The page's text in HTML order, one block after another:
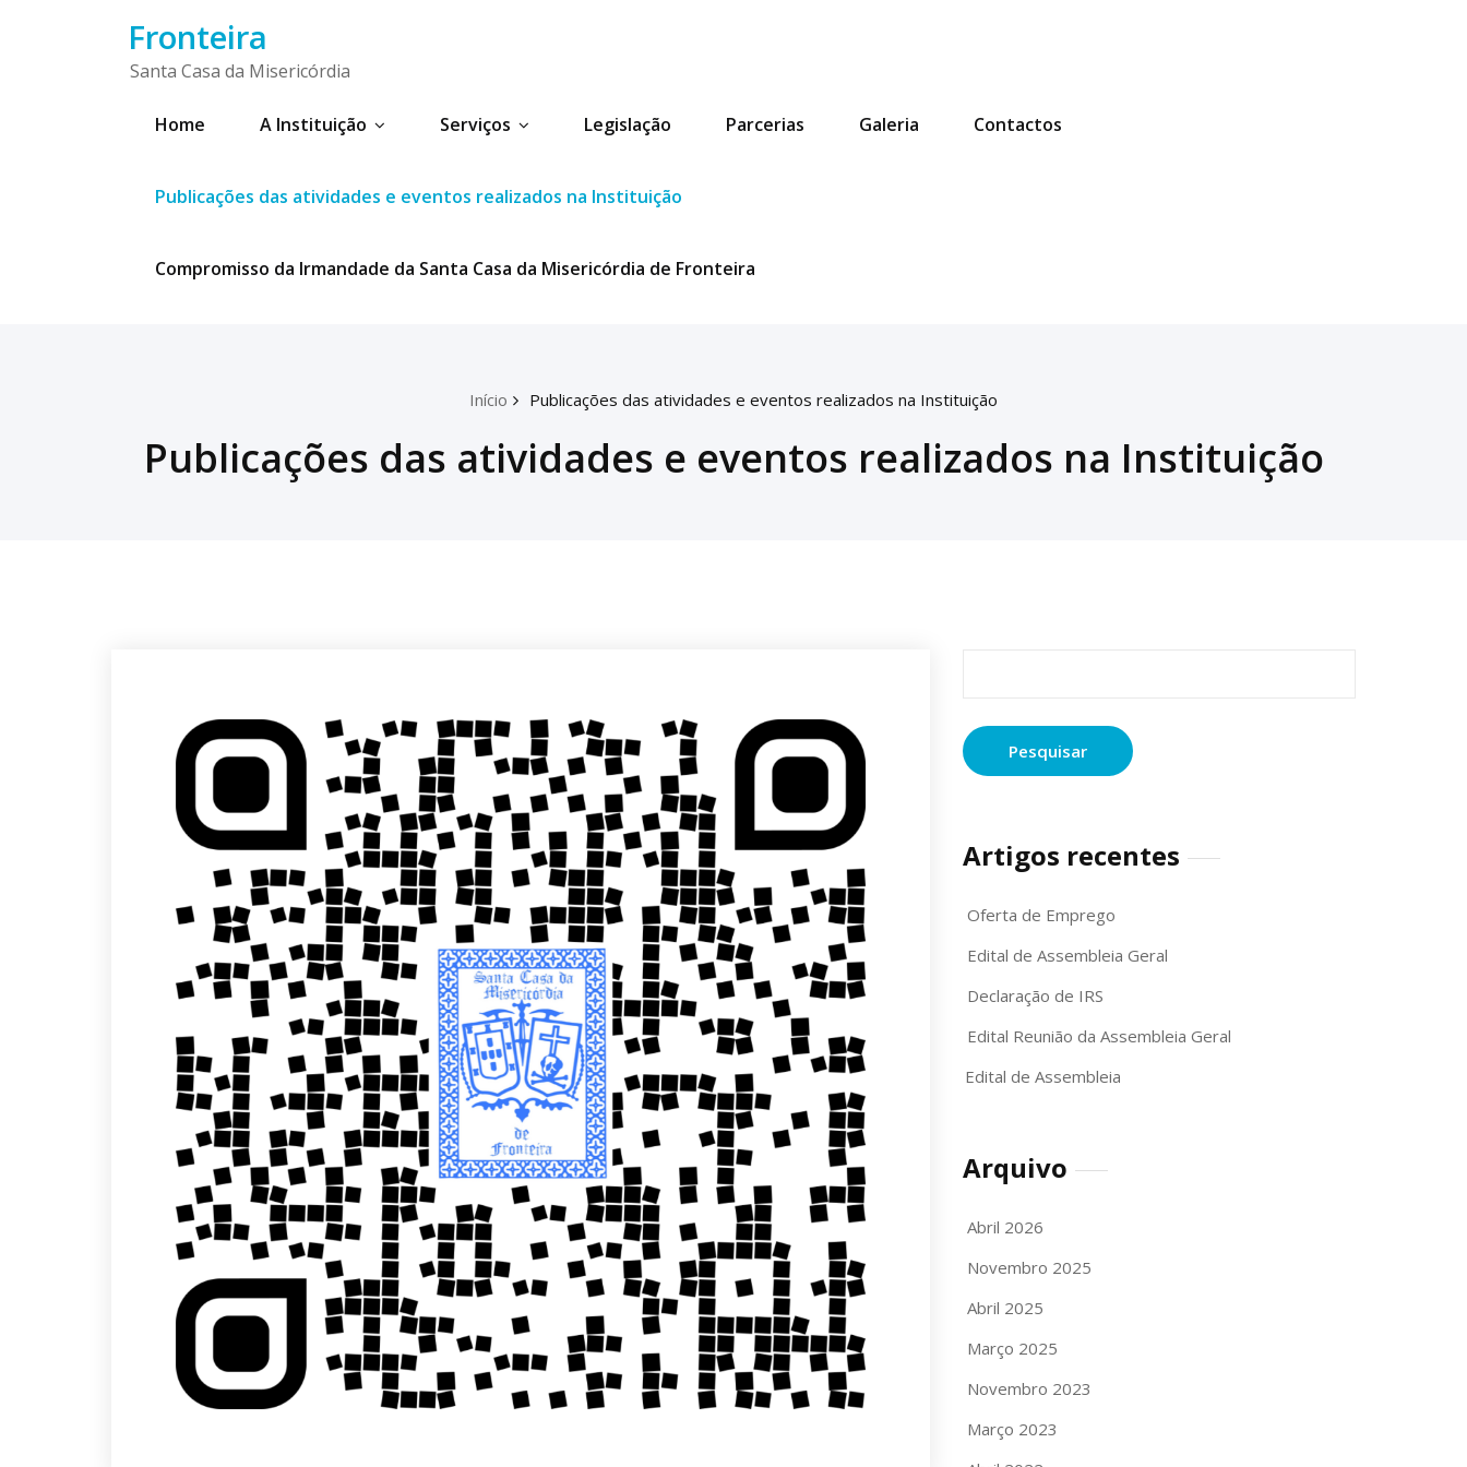
Fronteira
Santa Casa da Misericórdia
Home A Instituição Serviços Legislação Parcerias Galeria Contactos
Publicações das atividades e eventos realizados na Instituição
Compromisso da Irmandade da Santa Casa da Misericórdia de Fronteira
Início Publicações das atividades e eventos realizados na Instituição
Publicações das atividades e eventos realizados na Instituição
Artigos recentes
Oferta de Emprego
Edital de Assembleia Geral
Declaração de IRS
Edital Reunião da Assembleia Geral
Edital de Assembleia
Arquivo
Abril 2026
Novembro 2025
Abril 2025
Março 2025
Novembro 2023
Março 2023